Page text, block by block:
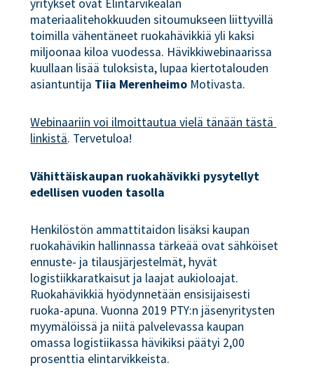
yritykset ovat Elintarvikealan
materiaalitehokkuuden sitoumukseen liittyvillä
toimilla vähentäneet ruokahävikkiä yli kaksi
miljoonaa kiloa vuodessa. Hävikkiwebinaarissa
kuullaan lisää tuloksista, lupaa kiertotalouden
asiantuntija Tiia Merenheimo Motivasta.
Webinaariin voi ilmoittautua vielä tänään tästä
linkistä. Tervetuloa!
Vähittäiskaupan ruokahävikki pysytellyt
edellisen vuoden tasolla
Henkilöstön ammattitaidon lisäksi kaupan
ruokahävikin hallinnassa tärkeää ovat sähköiset
ennuste- ja tilausjärjestelmät, hyvät
logistiikkaratkaisut ja laajat aukioloajat.
Ruokahävikkiä hyödynnetään ensisijaisesti
ruoka-apuna. Vuonna 2019 PTY:n jäsenyritysten
myymälöissä ja niitä palvelevassa kaupan
omassa logistiikassa hävikiksi päätyi 2,00
prosenttia elintarvikkeista.